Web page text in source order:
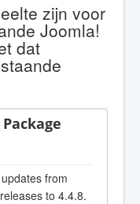
zijn voor
Joomla!
dat
from
to 4.4.8.